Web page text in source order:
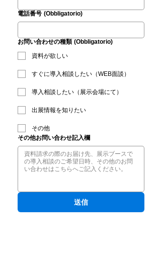
電話番号 (Obbligatorio)
お問い合わせの種類 (Obbligatorio)
資料が欲しい
すぐに導入相談したい（WEB面談）
導入相談したい（展示会場にて）
出展情報を知りたい
その他
その他お問い合わせ記入欄
送信